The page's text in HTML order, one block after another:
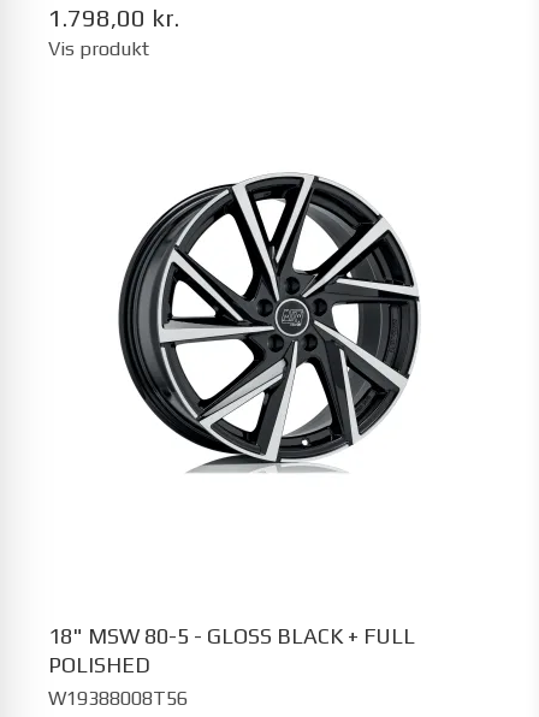
1.798,00 kr.
Vis produkt
18" MSW 80-5 - GLOSS BLACK + FULL
POLISHED
W19388008T56